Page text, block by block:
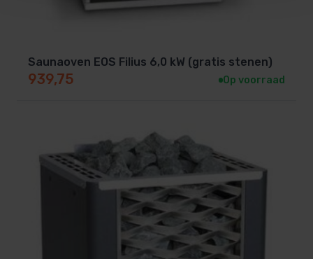
Saunaoven EOS Filius 6,0 kW (gratis stenen)
939,75 Op voorraad